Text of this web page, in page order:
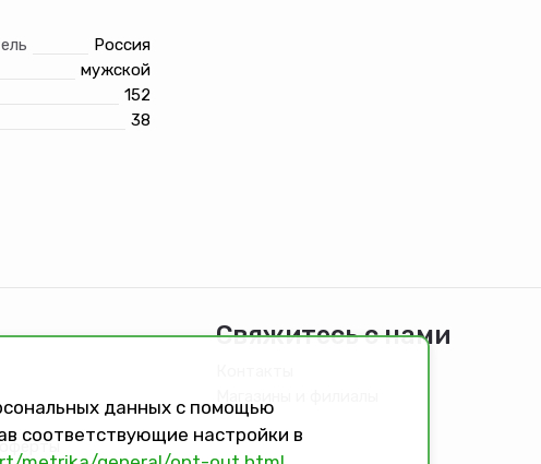
Россия
мужской
152
38
Свяжитесь с нами
данных с помощью
соответствующие настройки в